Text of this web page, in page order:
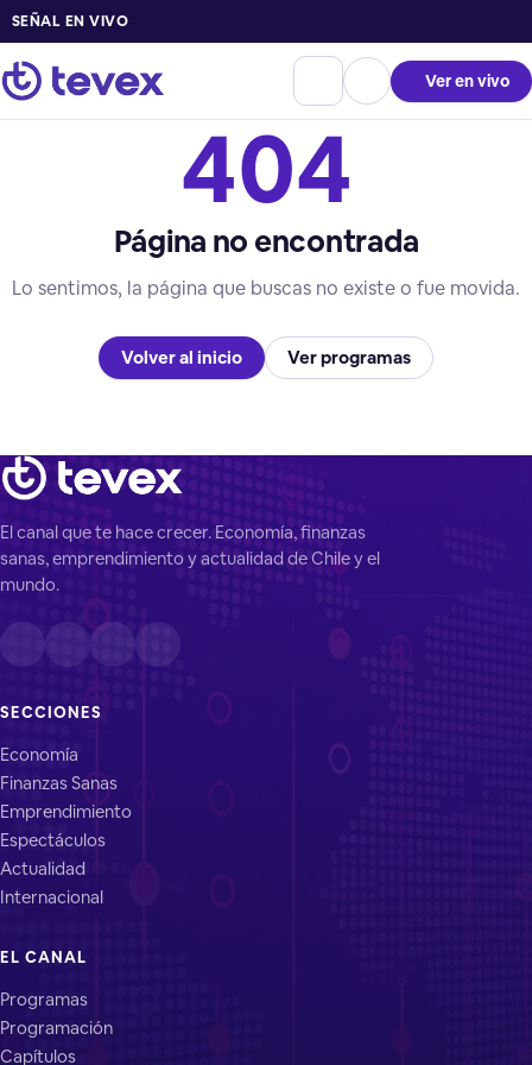
SEÑAL EN VIVO
Ver en vivo
404
Página no encontrada
Lo sentimos, la página que buscas no existe o fue movida.
Volver al inicio Ver programas
El canal que te hace crecer. Economía, finanzas
sanas, emprendimiento y actualidad de Chile y el
mundo.
SECCIONES
Economía
Finanzas Sanas
Emprendimiento
Espectáculos
Actualidad
Internacional
EL CANAL
Programas
Programación
Capítulos